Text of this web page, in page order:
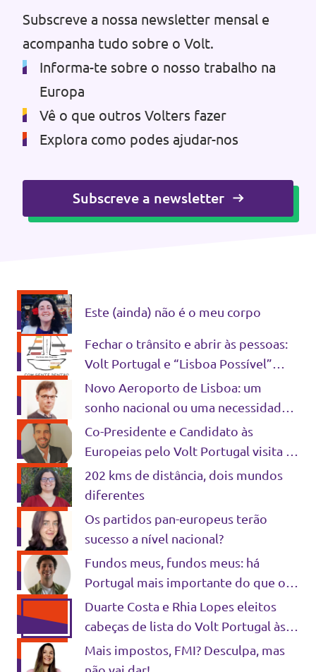
Este (ainda) não é o meu corpo
Fechar o trânsito e abrir às pessoas:
Volt Portugal e “Lisboa Possível”
abrem rua dos Mastros em Lisboa
Novo Aeroporto de Lisboa: um
sonho nacional ou uma necessidade
real?
Co-Presidente e Candidato às
Europeias pelo Volt Portugal visita o
Distrito de Beja
202 kms de distância, dois mundos
diferentes
Os partidos pan-europeus terão
sucesso a nível nacional?
Fundos meus, fundos meus: há
Portugal mais importante do que o
meu?
Duarte Costa e Rhia Lopes eleitos
cabeças de lista do Volt Portugal às
Europeias de 2024
Mais impostos, FMI? Desculpa, mas
Subscreve a nossa newsletter mensal e
acompanha tudo sobre o Volt.
Informa-te sobre o nosso trabalho na
Europa
Vê o que outros Volters fazer
Explora como podes ajudar-nos
Subscreve a newsletter